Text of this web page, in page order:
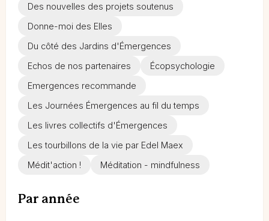
Des nouvelles des projets soutenus
Donne-moi des Elles
Du côté des Jardins d'Émergences
Echos de nos partenaires
Écopsychologie
Emergences recommande
Les Journées Émergences au fil du temps
Les livres collectifs d'Émergences
Les tourbillons de la vie par Edel Maex
Médit'action !
Méditation - mindfulness
Par année